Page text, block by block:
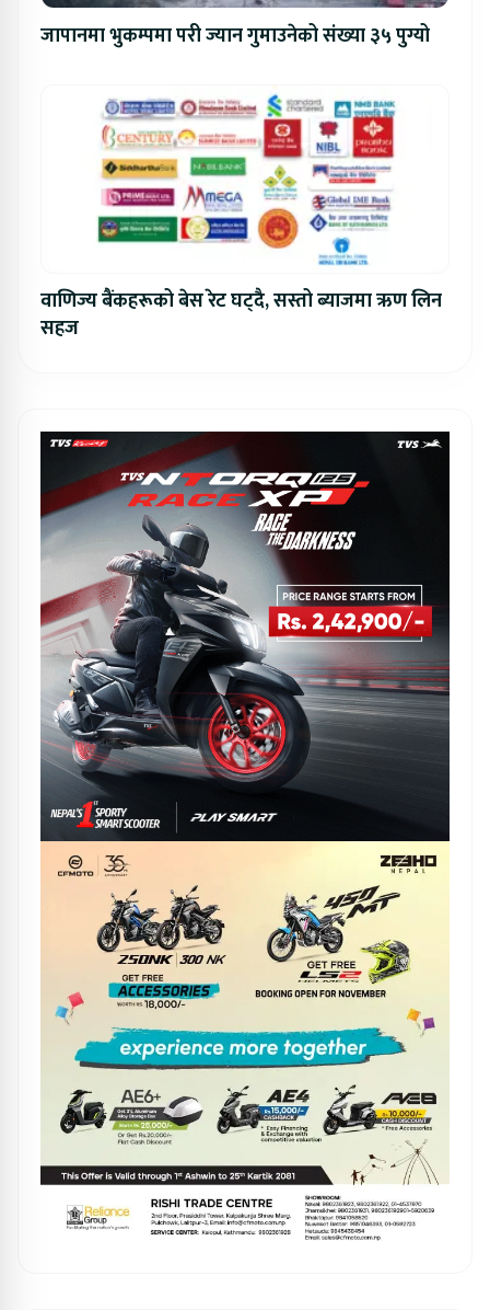
जापानमा भुकम्पमा परी ज्यान गुमाउनेको संख्या ३५ पुग्यो
वाणिज्य बैंकहरूको बेस रेट घट्दै, सस्तो ब्याजमा ऋण लिन
सहज